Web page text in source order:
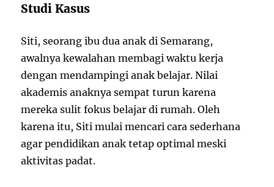
Studi Kasus
Siti, seorang ibu dua anak di Semarang,
awalnya kewalahan membagi waktu kerja
dengan mendampingi anak belajar. Nilai
akademis anaknya sempat turun karena
mereka sulit fokus belajar di rumah. Oleh
karena itu, Siti mulai mencari cara sederhana
agar pendidikan anak tetap optimal meski
aktivitas padat.